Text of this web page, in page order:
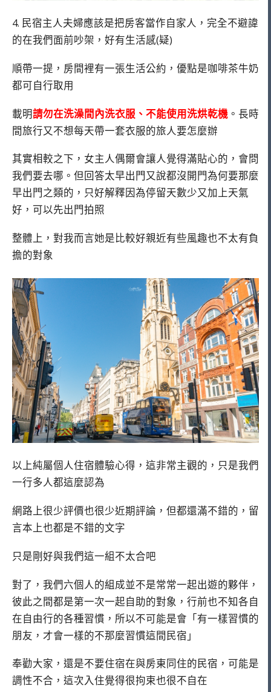
4. 民宿主人夫婦應該是把房客當作自家人，完全不避諱
的在我們面前吵架，好有生活感(疑)
順帶一提，房間裡有一張生活公約，優點是咖啡茶牛奶
都可自行取用
載明請勿在洗澡間內洗衣服、不能使用洗烘乾機 。長時
間旅行又不想每天帶一套衣服的旅人要怎麼辦
其實相較之下，女主人偶爾會讓人覺得滿貼心的，會問
我們要去哪。但回答太早出門又說都沒開門為何要那麼
早出門之類的，只好解釋因為停留天數少又加上天氣
好，可以先出門拍照
整體上，對我而言她是比較好親近有些風趣也不太有負
擔的對象
以上純屬個人住宿體驗心得，這非常主觀的，只是我們
一行多人都這麼認為
網路上很少評價也很少近期評論，但都還滿不錯的，留
言本上也都是不錯的文字
只是剛好與我們這一組不太合吧
對了，我們六個人的組成並不是常常一起出遊的夥伴，
彼此之間都是第一次一起自助的對象，行前也不知各自
在自由行的各種習慣，所以不可能是會「有一樣習慣的
朋友，才會一樣的不那麼習慣這間民宿」
奉勸大家，還是不要住宿在與房東同住的民宿，可能是
調性不合，這次入住覺得很拘束也很不自在